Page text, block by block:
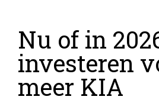
Nu of in
investeren
meer KIA